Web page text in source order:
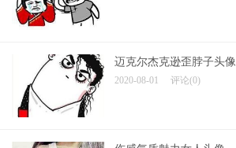
迈克尔杰克逊歪脖子头像
2020-08-01 评论(0)